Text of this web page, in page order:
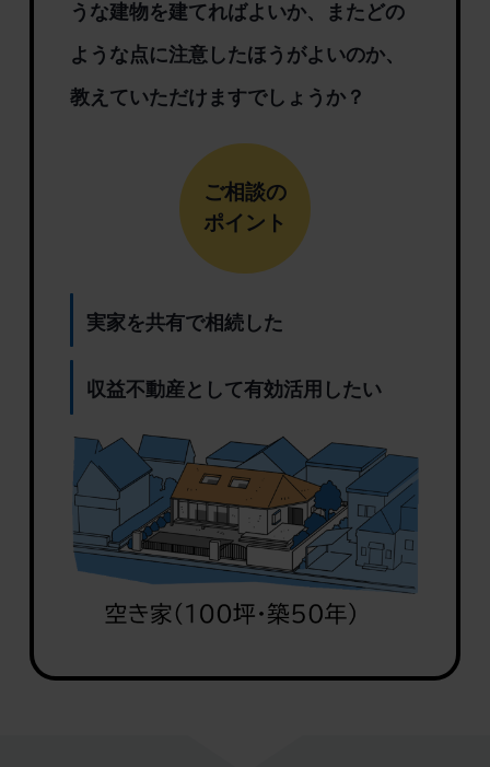
うな建物を建てればよいか、またどの
ような点に注意したほうがよいのか、
教えていただけますでしょうか？
ご相談の
ポイント
実家を共有で相続した
収益不動産として有効活用したい